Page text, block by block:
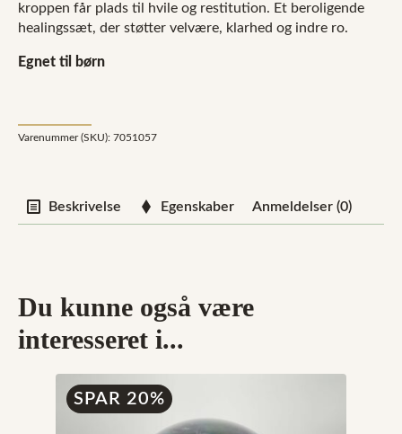
kroppen får plads til hvile og restitution. Et beroligende
healingssæt, der støtter velvære, klarhed og indre ro.
Egnet til børn
Varenummer (SKU): 7051057
Beskrivelse Egenskaber Anmeldelser (0)
Du kunne også være
interesseret i...
SPAR 20%